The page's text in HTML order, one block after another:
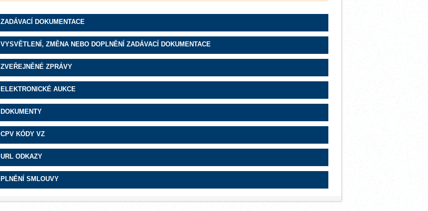
ZADÁVACÍ DOKUMENTACE
VYSVĚTLENÍ, ZMĚNA NEBO DOPLNĚNÍ ZADÁVACÍ DOKUMENTACE
ZVEŘEJNĚNÉ ZPRÁVY
ELEKTRONICKÉ AUKCE
DOKUMENTY
CPV KÓDY VZ
URL ODKAZY
PLNĚNÍ SMLOUVY